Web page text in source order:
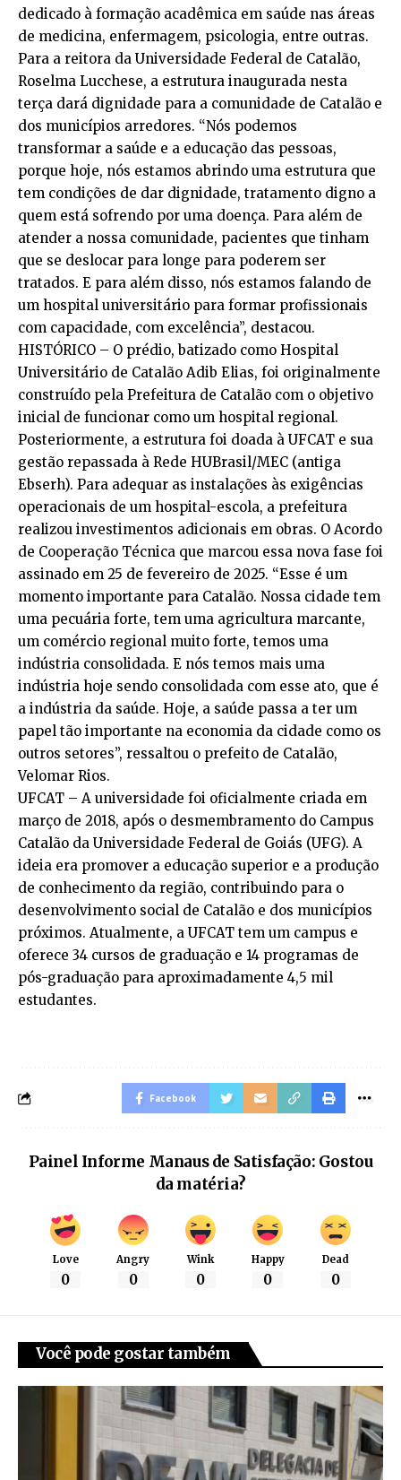
dedicado à formação acadêmica em saúde nas áreas
de medicina, enfermagem, psicologia, entre outras.
Para a reitora da Universidade Federal de Catalão,
Roselma Lucchese, a estrutura inaugurada nesta
terça dará dignidade para a comunidade de Catalão e
dos municípios arredores. “Nós podemos
transformar a saúde e a educação das pessoas,
porque hoje, nós estamos abrindo uma estrutura que
tem condições de dar dignidade, tratamento digno a
quem está sofrendo por uma doença. Para além de
atender a nossa comunidade, pacientes que tinham
que se deslocar para longe para poderem ser
tratados. E para além disso, nós estamos falando de
um hospital universitário para formar profissionais
com capacidade, com excelência”, destacou.
HISTÓRICO – O prédio, batizado como Hospital
Universitário de Catalão Adib Elias, foi originalmente
construído pela Prefeitura de Catalão com o objetivo
inicial de funcionar como um hospital regional.
Posteriormente, a estrutura foi doada à UFCAT e sua
gestão repassada à Rede HUBrasil/MEC (antiga
Ebserh). Para adequar as instalações às exigências
operacionais de um hospital-escola, a prefeitura
realizou investimentos adicionais em obras. O Acordo
de Cooperação Técnica que marcou essa nova fase foi
assinado em 25 de fevereiro de 2025. “Esse é um
momento importante para Catalão. Nossa cidade tem
uma pecuária forte, tem uma agricultura marcante,
um comércio regional muito forte, temos uma
indústria consolidada. E nós temos mais uma
indústria hoje sendo consolidada com esse ato, que é
a indústria da saúde. Hoje, a saúde passa a ter um
papel tão importante na economia da cidade como os
outros setores”, ressaltou o prefeito de Catalão,
Velomar Rios.
UFCAT – A universidade foi oficialmente criada em
março de 2018, após o desmembramento do Campus
Catalão da Universidade Federal de Goiás (UFG). A
ideia era promover a educação superior e a produção
de conhecimento da região, contribuindo para o
desenvolvimento social de Catalão e dos municípios
próximos. Atualmente, a UFCAT tem um campus e
oferece 34 cursos de graduação e 14 programas de
pós-graduação para aproximadamente 4,5 mil
estudantes.
Facebook
Painel Informe Manaus de Satisfação: Gostou
da matéria?
Love
0
Angry
0
Wink
0
Happy
0
Dead
0
Você pode gostar também